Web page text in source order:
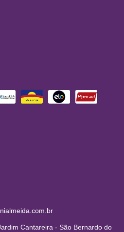
Cantareira - São Bernardo do